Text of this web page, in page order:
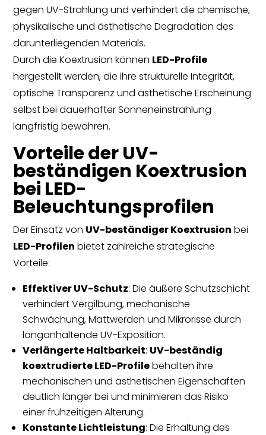
gegen UV-Strahlung und verhindert die chemische,
physikalische und ästhetische Degradation des
darunterliegenden Materials.
Durch die Koextrusion können LED-Profile
hergestellt werden, die ihre strukturelle Integrität,
optische Transparenz und ästhetische Erscheinung
selbst bei dauerhafter Sonneneinstrahlung
langfristig bewahren.
Vorteile der UV-
beständigen Koextrusion
bei LED-
Beleuchtungsprofilen
Der Einsatz von UV-beständiger Koextrusion bei
LED-Profilen bietet zahlreiche strategische
Vorteile:
Effektiver UV-Schutz: Die äußere Schutzschicht
verhindert Vergilbung, mechanische
Schwächung, Mattwerden und Mikrorisse durch
langanhaltende UV-Exposition.
Verlängerte Haltbarkeit: UV-beständig
koextrudierte LED-Profilebehalten ihre
mechanischen und ästhetischen Eigenschaften
deutlich länger bei und minimieren das Risiko
einer frühzeitigen Alterung.
Konstante Lichtleistung: Die Erhaltung des